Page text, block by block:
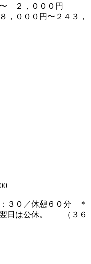
２，０００円
０００円〜２４３，
３０／休憩６０分 ＊
翌日は公休。 （３６